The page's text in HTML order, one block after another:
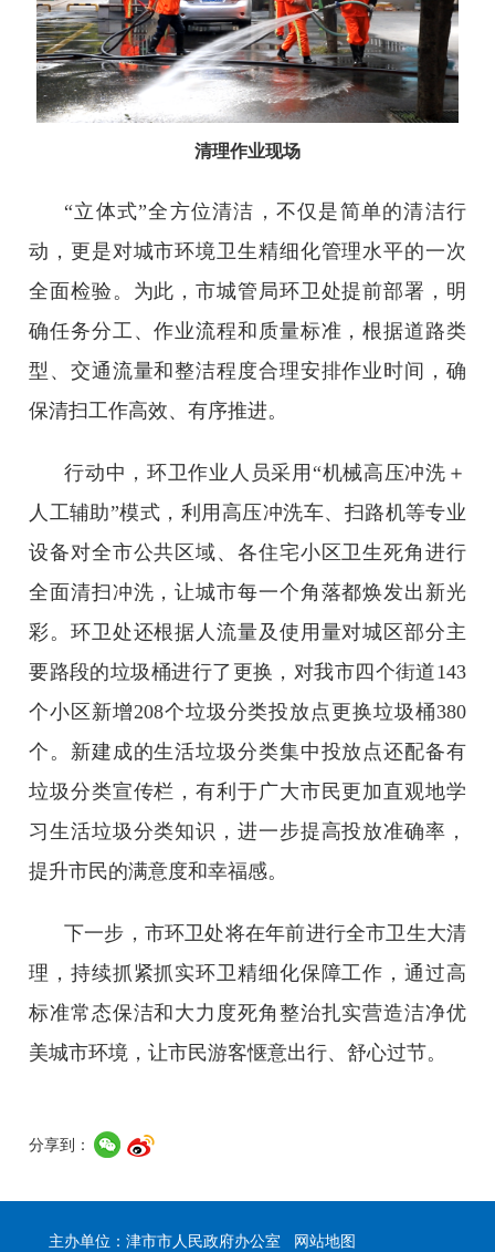
清理作业现场
“立体式”全方位清洁，不仅是简单的清洁行
动，更是对城市环境卫生精细化管理水平的一次
全面检验。 为此，市城管局环卫处提前部署，明
确任务分工、作业流程和质量标准，根据道路类
型、交通流量和整洁程度合理安排作业时间，确
保清扫工作高效、有序推进。
行动中，环卫作业人员采用“机械高压冲洗＋
人工辅助”模式，利用高压冲洗车、扫路机等专业
设备对全市公共区域、各住宅小区卫生死角进行
全面清扫冲洗，让城市每一个角落都焕发出新光
彩。环卫处还根据人流量及使用量对城区部分主
要路段的垃圾桶进行了更换，对我市四个街道143
个小区新增208个垃圾分类投放点更换垃圾桶380
个。新建成的生活垃圾分类集中投放点还配备有
垃圾分类宣传栏，有利于广大市民更加直观地学
习生活垃圾分类知识，进一步提高投放准确率，
提升市民的满意度和幸福感。
下一步，市环卫处将在年前进行全市卫生大清
理，持续抓紧抓实环卫精细化保障工作，通过高
标准常态保洁和大力度死角整治扎实营造洁净优
美城市环境，让市民游客惬意出行、舒心过节。
分享到：
主办单位：津市市人民政府办公室 网站地图